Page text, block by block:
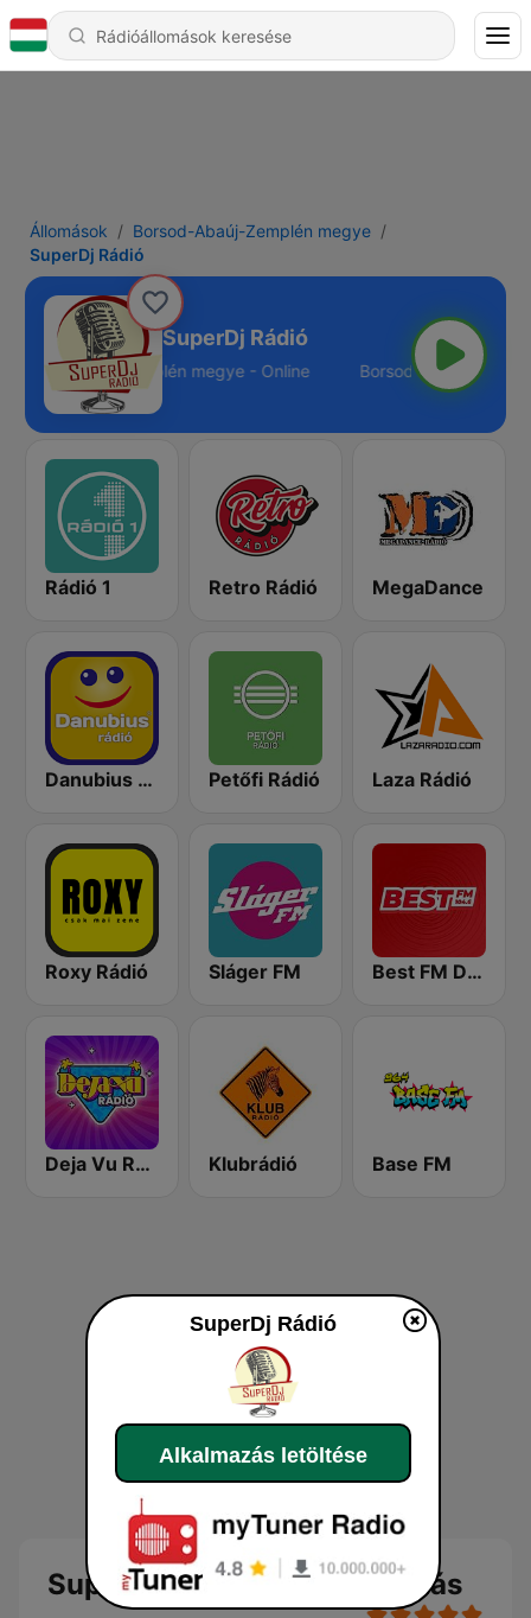
Állomások
Borsod-Abaúj-Zemplén megye
SuperDj Rádió
SuperDj Rádió
Borsod-Abaúj-Zemplén megye - Online
Rádió 1 Retro Rádió MegaDance
Danubius Rádió Petőfi Rádió Laza Rádió
Roxy Rádió Sláger FM Best FM Debrecen
Deja Vu Rádió Klubrádió Base FM
SuperDj Rádió online élő adás
SuperDj Rádió
Alkalmazás letöltése